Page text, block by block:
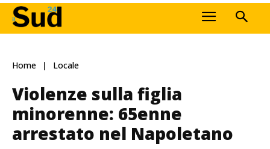
Home Locale
Violenze sulla figlia
minorenne: 65enne
arrestato nel Napoletano